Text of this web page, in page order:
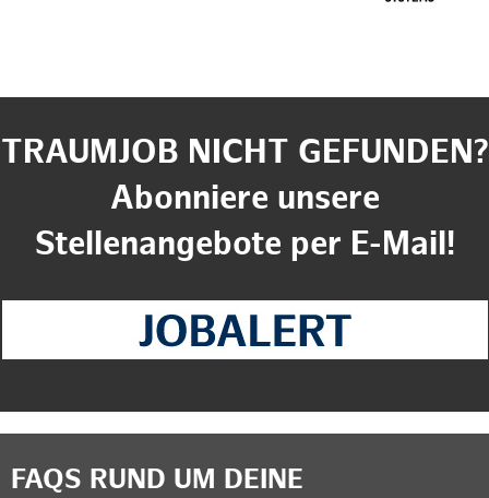
TRAUMJOB NICHT GEFUNDEN?
Abonniere unsere
Stellenangebote per E-Mail!
FAQS RUND UM DEINE